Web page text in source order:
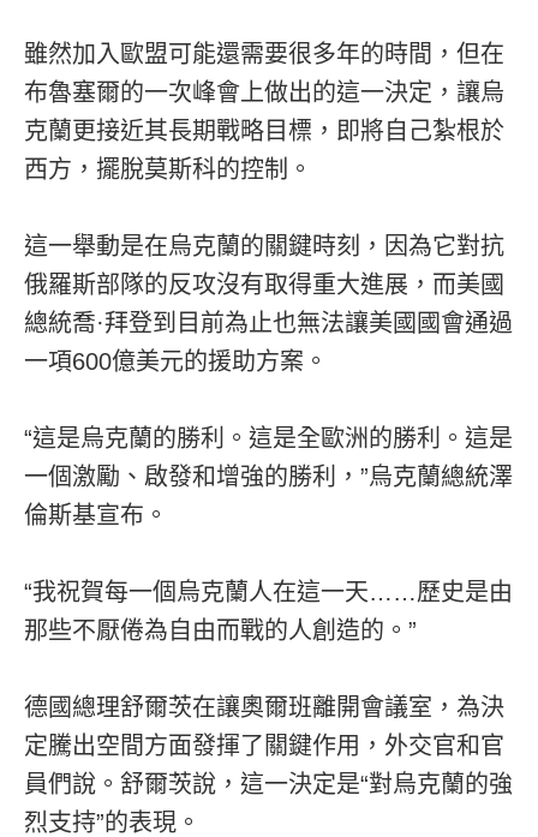
雖然加入歐盟可能還需要很多年的時間，但在
布魯塞爾的一次峰會上做出的這一決定，讓烏
克蘭更接近其長期戰略目標，即將自己紮根於
西方，擺脫莫斯科的控制。
這一舉動是在烏克蘭的關鍵時刻，因為它對抗
俄羅斯部隊的反攻沒有取得重大進展，而美國
總統喬·拜登到目前為止也無法讓美國國會通過
一項600億美元的援助方案。
“這是烏克蘭的勝利。這是全歐洲的勝利。這是
一個激勵、啟發和增強的勝利，”烏克蘭總統澤
倫斯基宣布。
“我祝賀每一個烏克蘭人在這一天……歷史是由
那些不厭倦為自由而戰的人創造的。”
德國總理舒爾茨在讓奧爾班離開會議室，為決
定騰出空間方面發揮了關鍵作用，外交官和官
員們說。舒爾茨說，這一決定是“對烏克蘭的強
烈支持”的表現。